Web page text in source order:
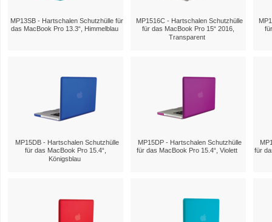
MP13SB - Hartschalen Schutzhülle für
das MacBook Pro 13.3“, Himmelblau
MP1516C - Hartschalen Schutzhülle
für das MacBook Pro 15“ 2016,
Transparent
MP15DB - Hartschalen Schutzhülle
für das MacBook Pro 15.4“,
Königsblau
MP15DP - Hartschalen Schutzhülle
für das MacBook Pro 15.4“, Violett
für